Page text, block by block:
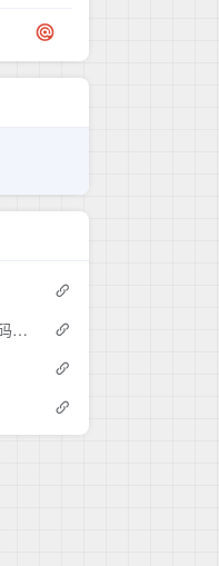
顺丰丰桥接口开发详细教程源码（含下单、查询、路由、取单）